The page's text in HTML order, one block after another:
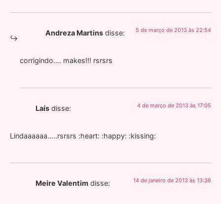
Andreza Martins disse: 5 de março de 2013 às 22:54
corrigindo…. makes!!! rsrsrs
Laís disse: 4 de março de 2013 às 17:05
Lindaaaaaa…..rsrsrs :heart: :happy: :kissing:
Meire Valentim disse: 14 de janeiro de 2013 às 13:36